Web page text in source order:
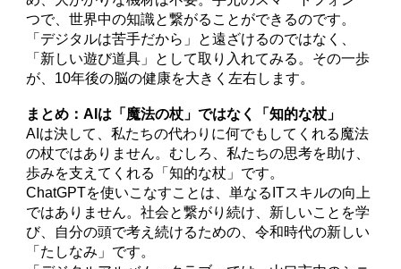
つで、世界中の知識と繋がることができるのです。
「デジタルは苦手だから」と遠ざけるのではなく、
「新しい遊び道具」として取り入れてみる。その一歩
が、10年後の脳の健康を大きく左右します。
まとめ：AIは「魔法の杖」ではなく「知的な杖」
AIは決して、私たちの代わりに何でもしてくれる魔法
の杖ではありません。むしろ、私たちの思考を助け、
歩みを支えてくれる「知的な杖」です。
ChatGPTを使いこなすことは、単なるITスキルの向上
ではありません。社会と繋がり続け、新しいことを学
び、自分の頭で考え続けるための、令和時代の新しい
「たしなみ」です。